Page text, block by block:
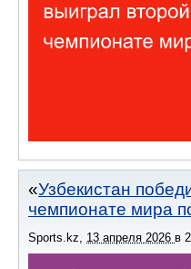
Узбекистан
чемпионате мира
Sports.kz, 13 апреля 2026 в